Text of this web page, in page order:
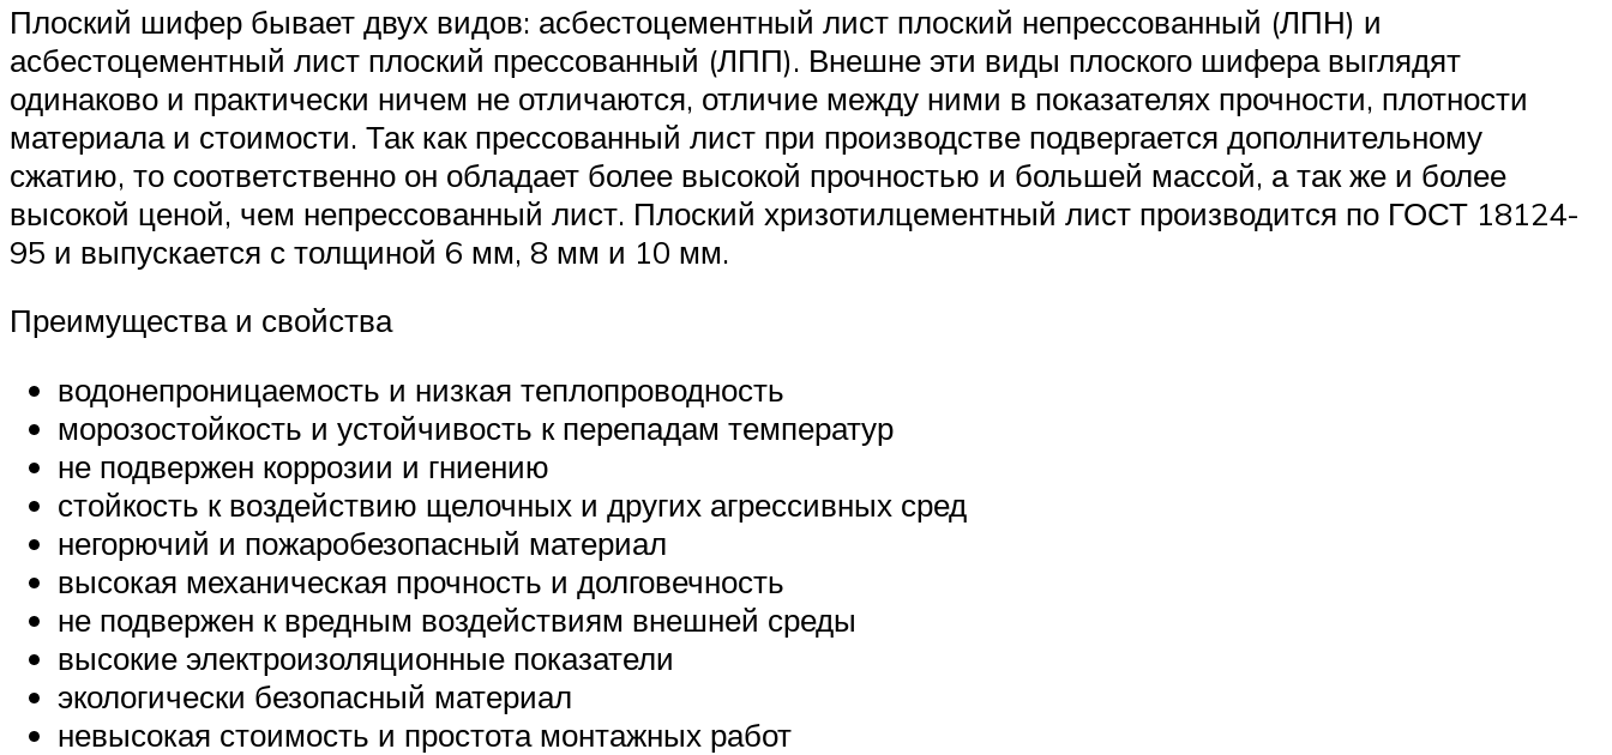
Плоский шифер бывает двух видов: асбестоцементный лист плоский непрессованный (ЛПН) и
асбестоцементный лист плоский прессованный (ЛПП). Внешне эти виды плоского шифера выглядят
одинаково и практически ничем не отличаются, отличие между ними в показателях прочности, плотности
материала и стоимости. Так как прессованный лист при производстве подвергается дополнительному
сжатию, то соответственно он обладает более высокой прочностью и большей массой, а так же и более
высокой ценой, чем непрессованный лист. Плоский хризотилцементный лист производится по ГОСТ 18124-
95 и выпускается с толщиной 6 мм, 8 мм и 10 мм.
Преимущества и свойства
водонепроницаемость и низкая теплопроводность
морозостойкость и устойчивость к перепадам температур
не подвержен коррозии и гниению
стойкость к воздействию щелочных и других агрессивных сред
негорючий и пожаробезопасный материал
высокая механическая прочность и долговечность
не подвержен к вредным воздействиям внешней среды
высокие электроизоляционные показатели
экологически безопасный материал
невысокая стоимость и простота монтажных работ